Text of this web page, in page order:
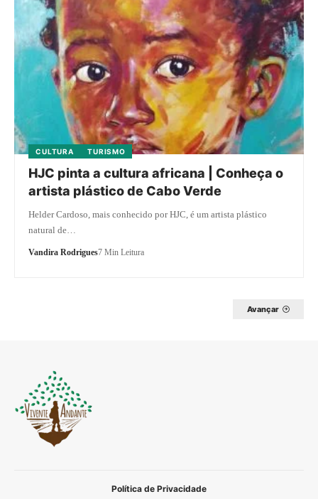
CULTURA TURISMO
HJC pinta a cultura africana | Conheça o
artista plástico de Cabo Verde
Helder Cardoso, mais conhecido por HJC, é um artista plástico
natural de…
Vandira Rodrigues7 Min Leitura
Avançar
Política de Privacidade